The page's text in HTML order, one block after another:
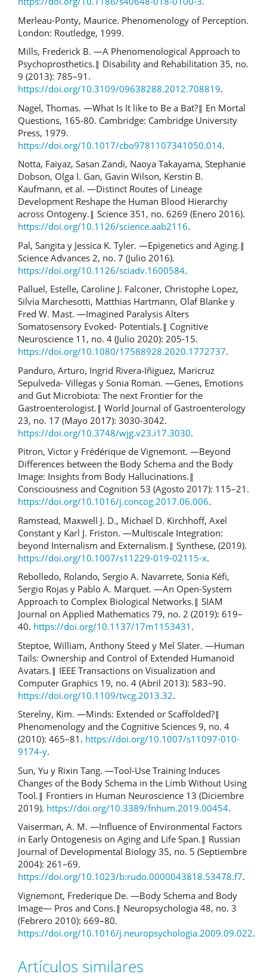
Merleau-Ponty, Maurice. Phenomenology of Perception.
London: Routledge, 1999.
Mills, Frederick B. ―A Phenomenological Approach to
Psychoprosthetics.‖ Disability and Rehabilitation 35, no.
9 (2013): 785–91.
https://doi.org/10.3109/09638288.2012.708819.
Nagel, Thomas. ―What Is It like to Be a Bat?‖ En Mortal
Questions, 165-80. Cambridge: Cambridge University
Press, 1979.
https://doi.org/10.1017/cbo9781107341050.014.
Notta, Faiyaz, Sasan Zandi, Naoya Takayama, Stephanie
Dobson, Olga I. Gan, Gavin Wilson, Kerstin B.
Kaufmann, et al. ―Distinct Routes of Lineage
Development Reshape the Human Blood Hierarchy
across Ontogeny.‖ Science 351, no. 6269 (Enero 2016).
https://doi.org/10.1126/science.aab2116.
Pal, Sangita y Jessica K. Tyler. ―Epigenetics and Aging.‖
Science Advances 2, no. 7 (Julio 2016).
https://doi.org/10.1126/sciadv.1600584.
Palluel, Estelle, Caroline J. Falconer, Christophe Lopez,
Silvia Marchesotti, Matthias Hartmann, Olaf Blanke y
Fred W. Mast. ―Imagined Paralysis Alters
Somatosensory Evoked- Potentials.‖ Cognitive
Neuroscience 11, no. 4 (Julio 2020): 205-15.
https://doi.org/10.1080/17588928.2020.1772737.
Panduro, Arturo, Ingrid Rivera-Iñiguez, Maricruz
Sepulveda- Villegas y Sonia Roman. ―Genes, Emotions
and Gut Microbiota: The next Frontier for the
Gastroenterologist.‖ World Journal of Gastroenterology
23, no. 17 (Mayo 2017): 3030-3042.
https://doi.org/10.3748/wjg.v23.i17.3030.
Pitron, Victor y Frédérique de Vignemont. ―Beyond
Differences between the Body Schema and the Body
Image: Insights from Body Hallucinations.‖
Consciousness and Cognition 53 (Agosto 2017): 115–21.
https://doi.org/10.1016/j.concog.2017.06.006.
Ramstead, Maxwell J. D., Michael D. Kirchhoff, Axel
Constant y Karl J. Friston. ―Multiscale Integration:
beyond Internalism and Externalism.‖ Synthese, (2019).
https://doi.org/10.1007/s11229-019-02115-x.
Rebolledo, Rolando, Sergio A. Navarrete, Sonia Kéfi,
Sergio Rojas y Pablo A. Marquet. ―An Open-System
Approach to Complex Biological Networks.‖ SIAM
Journal on Applied Mathematics 79, no. 2 (2019): 619–
40. https://doi.org/10.1137/17m1153431 .
Steptoe, William, Anthony Steed y Mel Slater. ―Human
Tails: Ownership and Control of Extended Humanoid
Avatars.‖ IEEE Transactions on Visualization and
Computer Graphics 19, no. 4 (Abril 2013): 583–90.
https://doi.org/10.1109/tvcg.2013.32.
Sterelny, Kim. ―Minds: Extended or Scaffolded?‖
Phenomenology and the Cognitive Sciences 9, no. 4
(2010): 465–81. https://doi.org/10.1007/s11097-010-
9174-y.
Sun, Yu y Rixin Tang. ―Tool-Use Training Induces
Changes of the Body Schema in the Limb Without Using
Tool.‖ Frontiers in Human Neuroscience 13 (Diciembre
2019). https://doi.org/10.3389/fnhum.2019.00454.
Vaiserman, A. M. ―Influence of Environmental Factors
in Early Ontogenesis on Aging and Life Span.‖ Russian
Journal of Developmental Biology 35, no. 5 (Septiembre
2004): 261–69.
https://doi.org/10.1023/b:rudo.0000043818.53478.f7.
Vignemont, Frederique De. ―Body Schema and Body
Image— Pros and Cons.‖ Neuropsychologia 48, no. 3
(Febrero 2010): 669–80.
https://doi.org/10.1016/j.neuropsychologia.2009.09.022.
Artículos similares